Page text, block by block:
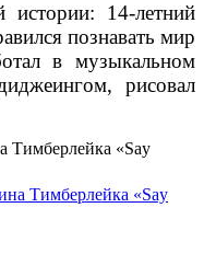
истории: 14-летний
познавать мир
в музыкальном
рисовал
Тимберлейка «Say